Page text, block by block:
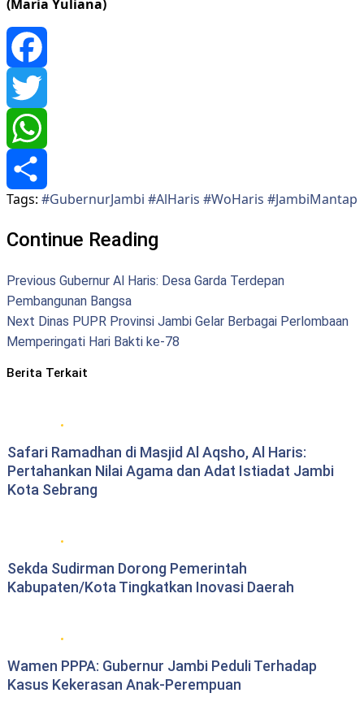
(Maria Yuliana)
Facebook
Twitter
WhatsApp
Share
Tags: #GubernurJambi #AlHaris #WoHaris #JambiMantap
Continue Reading
Previous Gubernur Al Haris: Desa Garda Terdepan
Pembangunan Bangsa
Next Dinas PUPR Provinsi Jambi Gelar Berbagai Perlombaan
Memperingati Hari Bakti ke-78
Berita Terkait
Safari Ramadhan di Masjid Al Aqsho, Al Haris:
Pertahankan Nilai Agama dan Adat Istiadat Jambi
Kota Sebrang
Sekda Sudirman Dorong Pemerintah
Kabupaten/Kota Tingkatkan Inovasi Daerah
Wamen PPPA: Gubernur Jambi Peduli Terhadap
Kasus Kekerasan Anak-Perempuan